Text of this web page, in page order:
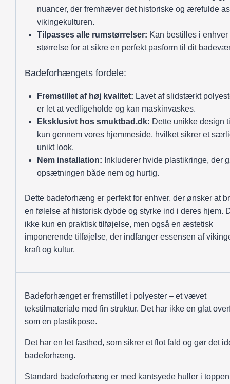
nuancer, der fremhæver det historiske og ærefulde
vikingekulturen.
Tilpasses alle rumstørrelser: Kan bestilles i enhver
størrelse for at sikre en perfekt pasform til dit
Badeforhængets fordele:
Fremstillet af høj kvalitet: Lavet af slidstærkt
er let at vedligeholde og kan maskinvaskes.
Eksklusivt hos smuktbad.dk: Dette unikke design
kun gennem vores hjemmeside, hvilket sikrer et
unikt look.
Nem installation: Inkluderer hvide plastikringe, der
opsætningen både nem og hurtig.
Dette badeforhæng er perfekt for enhver, der ønsker at
en følelse af historisk dybde og styrke ind i deres hjem.
ikke kun en praktisk tilføjelse, men også en æstetisk
imponerende tilføjelse, der indfanger essensen af
kraft og kultur.
Badeforhænget er fremstillet i polyester – et vævet
tekstilmateriale med fin struktur. Det har ikke en glat
som en plastikpose.
Det har en let fasthed, som sikrer et flot fald og gør det
badeforhæng.
Standard badeforhæng er med kantsyede huller i